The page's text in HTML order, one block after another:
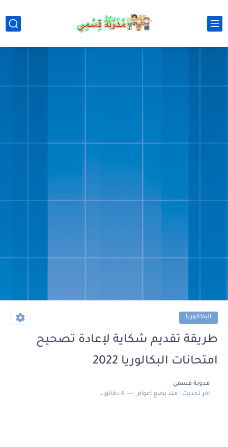
الباكالوريا
طريقة تقديم شكاية لإعادة تصحيح
امتحانات البكالوريا 2022
مدونة قسمي
اخر تحديث :منذ بضع اعوام 4 دقائق للقراءة